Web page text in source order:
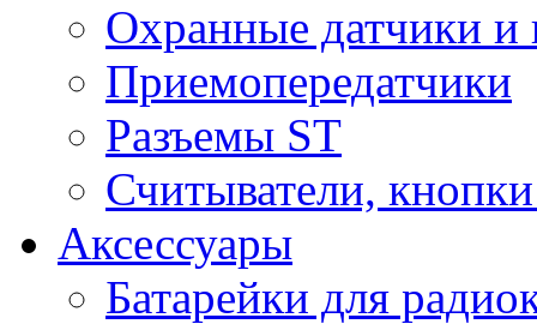
Охранные датчики и
Приемопередатчики
Разъемы ST
Считыватели,
Аксессуары
Батарейки для